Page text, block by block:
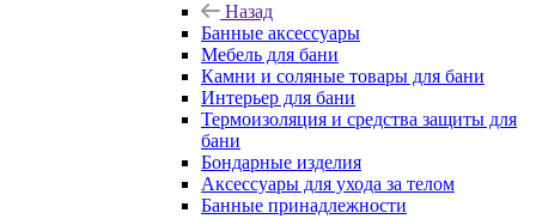
Назад
Банные аксессуары
Мебель для бани
Камни и соляные товары для бани
Интерьер для бани
Термоизоляция и средства защиты для
бани
Бондарные изделия
Аксеcсуары для ухода за телом
Банные принадлежности